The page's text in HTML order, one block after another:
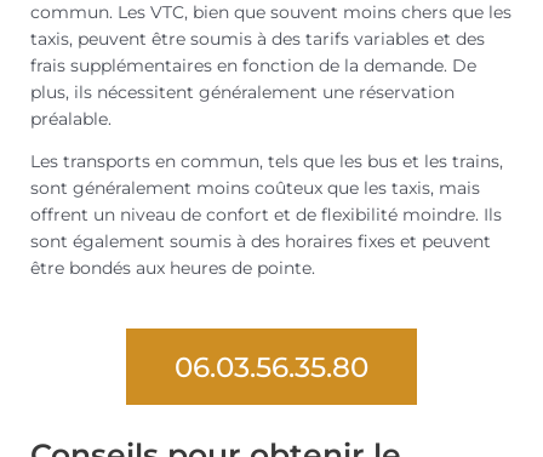
commun. Les VTC, bien que souvent moins chers que les
taxis, peuvent être soumis à des tarifs variables et des
frais supplémentaires en fonction de la demande. De
plus, ils nécessitent généralement une réservation
préalable.
Les transports en commun, tels que les bus et les trains,
sont généralement moins coûteux que les taxis, mais
offrent un niveau de confort et de flexibilité moindre. Ils
sont également soumis à des horaires fixes et peuvent
être bondés aux heures de pointe.
06.03.56.35.80